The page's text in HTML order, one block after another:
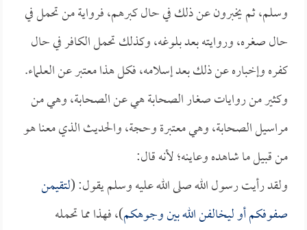
وسلم، ثم يخبرون عن ذلك في حال كبرهم، فرواية من تحمل في
حال صغره، وروايته بعد بلوغه، وكذلك تحمل الكافر في حال
كفره وإخباره عن ذلك بعد إسلامه، فكل هذا معتبر عن العلماء.
وكثير من روايات صغار الصحابة هي عن الصحابة، وهي من
مراسيل الصحابة، وهي معتبرة وحجة، والحديث الذي معنا هو
من قبيل ما شاهده وعاينه؛ لأنه قال:
ولقد رأيت رسول الله صلى الله عليه وسلم يقول: (لتقيمن
صفوفكم أو ليخالفن الله بين وجوهكم)، فهذا مما تحمله